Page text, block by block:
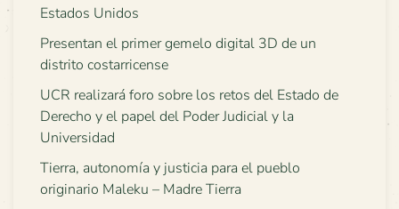
Estados Unidos
Presentan el primer gemelo digital 3D de un
distrito costarricense
UCR realizará foro sobre los retos del Estado de
Derecho y el papel del Poder Judicial y la
Universidad
Tierra, autonomía y justicia para el pueblo
originario Maleku – Madre Tierra